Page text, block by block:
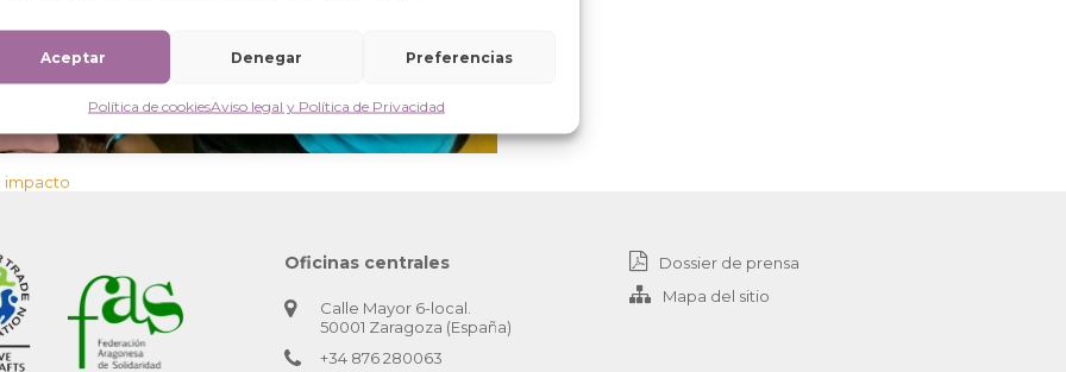
Aceptar Denegar Preferencias
Política de cookiesAviso legal y Política de Privacidad
impacto
Oficinas centrales
Calle Mayor 6-local.
50001 Zaragoza (España)
+34 876 280063
Dossier de prensa
Mapa del sitio